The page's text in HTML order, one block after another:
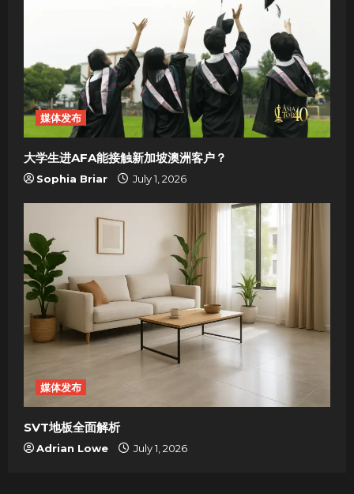
媒体发布
大学生进AFA能接触新加坡澳洲客户？
Sophia Briar July 1, 2026
媒体发布
SVT地板全面解析
Adrian Lowe July 1, 2026